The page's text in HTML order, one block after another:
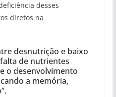
desses
diretos na
desnutrição e baixo
de nutrientes
o desenvolvimento
a memória,